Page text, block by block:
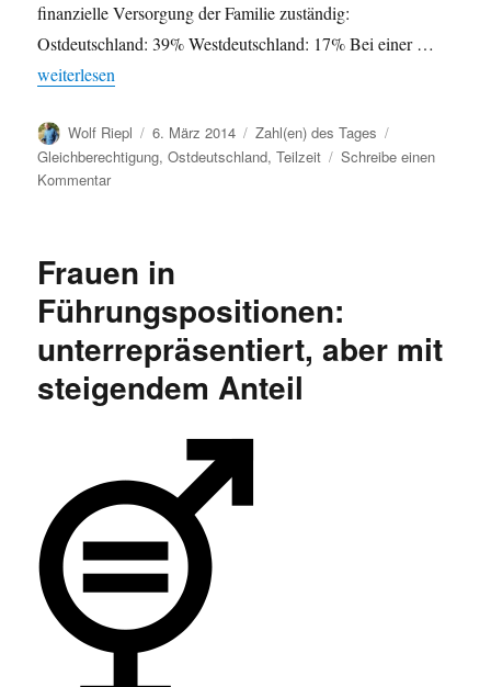
finanzielle Versorgung der Familie zuständig:
Ostdeutschland: 39% Westdeutschland: 17% Bei einer …
„Gleichberechtigung im Haushalt: Ost-West-Unterschiede“
weiterlesen
Autor
Wolf Riepl
Veröffentlicht
am
6. März 2014 Kategorien
Zahl(en) des Tages
Gleichberechtigung,Ostdeutschland,Teilzeit
Schreibe einen
Kommentarzu
Ost-
Unterschiede
Frauen in
Führungspositionen:
unterrepräsentiert, aber mit
steigendem Anteil